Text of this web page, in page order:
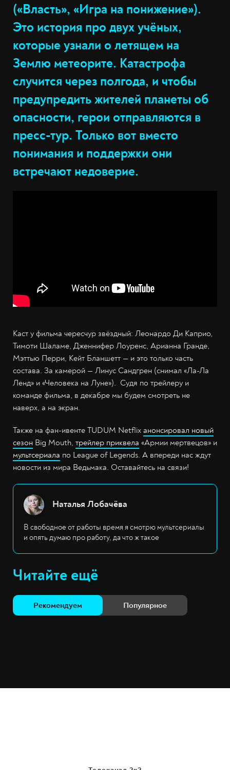
(«Власть», «Игра на понижение»).
Это история про двух учёных,
которые узнали о летящем на
Землю метеорите. Катастрофа
случится через полгода, и чтобы
предупредить жителей планеты об
опасности, герои отправляются в
пресс-тур. Только вот вместо
понимания и поддержки они
встречают недоверие.
Каст у фильма чересчур звёздный: Леонардо Ди Каприо,
Тимоти Шаламе, Дженнифер Лоуренс, Арианна Гранде,
Мэттью Перри, Кейт Бланшетт — и это только часть
состава. За камерой — Линус Сандгрен (снимал «Ла-Ла
Ленд» и «Человека на Луне»). Судя по трейлеру и
команде фильма, в декабре мы будем смотреть не
наверх, а на экран.
Также на фан-ивенте TUDUM Netflix анонсировал новый
сезон Big Mouth, трейлер приквела «Армии мертвецов» и
мультсериала по League of Legends. А впереди нас ждут
новости из мира Ведьмака. Оставайтесь на связи!
Наталья Лобачёва
В свободное от работы время я смотрю мультсериалы
и опять думаю про работу, да что ж такое
Читайте ещё
Рекомендуем Популярное